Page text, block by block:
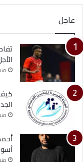
عاجل
منذ 12
منذ 12